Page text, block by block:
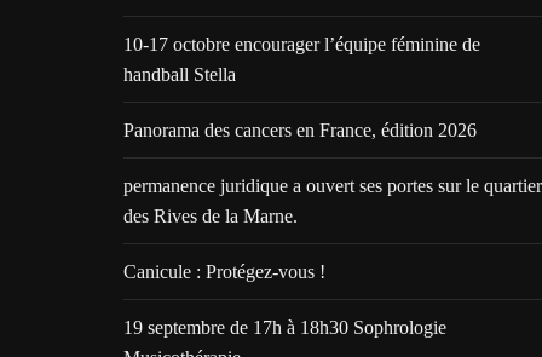
10-17 octobre encourager l’équipe féminine de
handball Stella
Panorama des cancers en France, édition 2026
permanence juridique a ouvert ses portes sur le quartier
des Rives de la Marne.
Canicule : Protégez-vous !
19 septembre de 17h à 18h30 Sophrologie